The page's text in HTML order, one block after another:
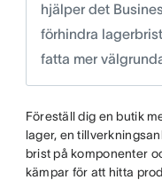
hjälper det
förhindra
fatta mer
Föreställ dig en butik
lager, en
brist på komponenter
kämpar för att hitta